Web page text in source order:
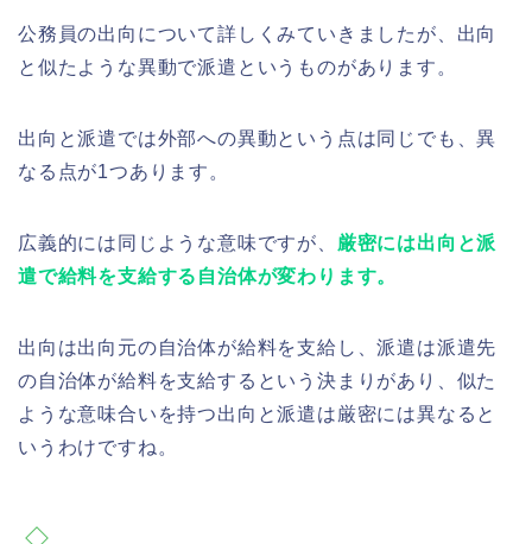
公務員の出向について詳しくみていきましたが、出向
と似たような異動で派遣というものがあります。
出向と派遣では外部への異動という点は同じでも、異
なる点が1つあります。
広義的には同じような意味ですが、 厳密には出向と派
遣で給料を支給する自治体が変わります。
出向は出向元の自治体が給料を支給し、派遣は派遣先
の自治体が給料を支給するという決まりがあり、似た
ような意味合いを持つ出向と派遣は厳密には異なると
いうわけですね。